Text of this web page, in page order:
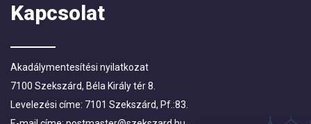
Kapcsolat
Akadálymentesítési nyilatkozat
7100 Szekszárd, Béla Király tér 8.
Levelezési címe: 7101 Szekszárd, Pf.:83.